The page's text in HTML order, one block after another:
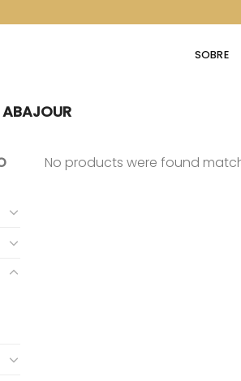
SOBRE
ABAJOUR
No products were found